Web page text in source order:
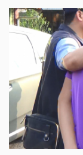
院急診部主任
那我們又做了